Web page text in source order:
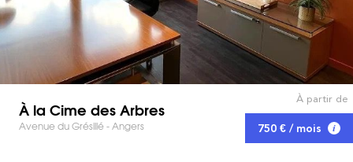
À la Cime des Arbres
Avenue du Grésillé - Angers
À partir de
750 € / mois